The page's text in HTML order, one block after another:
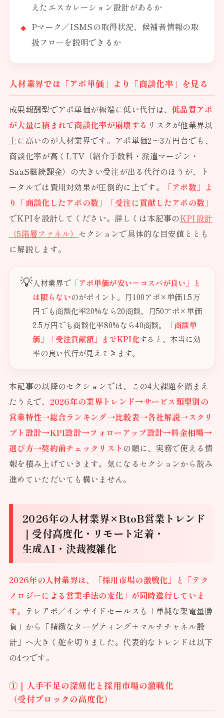
えたエスカレーション設計があるか
Pマーク／ISMSの取得状況、候補者情報の取
扱フローを説明できるか
人材業界では「アポ単価」より「商談化率」を見る
成果報酬型でアポ単価が極端に低い代行は、低品質アポ
が大量に積まれて商談化率が崩壊する リスクが他業界以
上に高いのが人材業界です。アポ単価2〜3万円台でも、
商談化率が高くLTV（紹介手数料・派遣マージン・
SaaS継続課金）の大きい受注が出る代行のほうが、ト
ータルでは費用対効果が圧倒的に上です。
「アポ数」よ
り「商談化したアポの数」「受注に貢献したアポの数」
でKPIを設計してください。詳しくは本記事のKPI設計
（5階層ファネル） セクションで具体的な目安値ととも
に解説します。
💡人材業界で「アポ単価が安い＝コスパが良い」と
は限らないのがポイント。月100アポ×単価1.5万
円でも商談化率20%なら20商談、月50アポ×単価
2.5万円でも商談化率80%なら40商談。
「商談単
価」「受注貢献額」までKPI化すると、本当に効
率の良い代行が見えてきます。
本記事の以降のセクションでは、この4大課題を踏まえ
たうえで、 2026年の業界トレンド→サービス類型別の
営業特性→総合ランキング→比較表→各社解説→スクリ
プト設計→KPI設計→フォローアップ設計→料金相場→
選び方→契約前チェックリスト の順に、実務で使える情
報を積み上げていきます。気になるセクションから読み
進めていただいても構いません。
2026年の人材業界×BtoB営業トレンド
｜受付高度化・リモート定着・
生成AI・決裁複雑化
2026年の人材業界は、「採用市場の激戦化」と「テク
ノロジーによる営業手法の変化」が同時進行していま
す。 テレアポ／インサイドセールスも「単純な架電量勝
負」から「精緻なターゲティング＋マルチチャネル設
計」へ大きく舵を切りました。代表的なトレンドは以下
の4つです。
①｜人手不足の深刻化と採用市場の激戦化
（受付ブロックの高度化）